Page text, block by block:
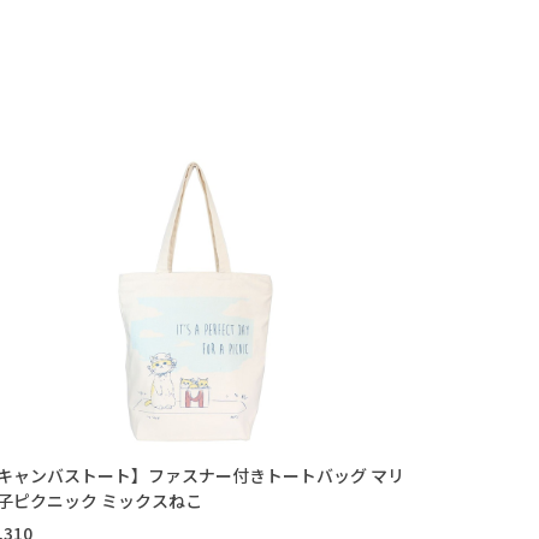
ャンバストート】ファスナー付きトートバッグ マリ
ピクニック ミックスねこ